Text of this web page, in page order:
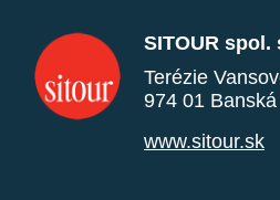
SITOUR spol.
Terézie
974 01
www.sitour.sk